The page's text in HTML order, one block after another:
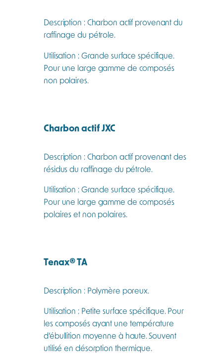
Description : Charbon actif provenant du
raffinage du pétrole.
Utilisation : Grande surface spécifique.
Pour une large gamme de composés
non polaires.
Charbon actif JXC
Description : Charbon actif provenant des
résidus du raffinage du pétrole.
Utilisation : Grande surface spécifique.
Pour une large gamme de composés
polaires et non polaires.
Tenax®TA
Description : Polymère poreux.
Utilisation : Petite surface spécifique. Pour
les composés ayant une température
d’ébullition moyenne à haute. Souvent
utilisé en désorption thermique.